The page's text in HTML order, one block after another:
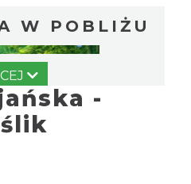
W POBLIŻU
Bajkowym Szlaku
-